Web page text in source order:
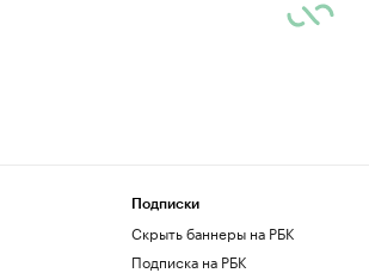
Подписки
Скрыть баннеры на РБК
Подписка на РБК